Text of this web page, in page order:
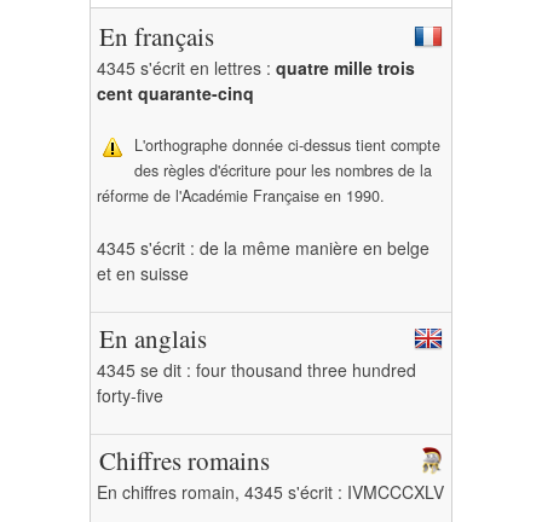
En français
4345 s'écrit en lettres : quatre mille trois
cent quarante-cinq
L'orthographe donnée ci-dessus tient compte
des règles d'écriture pour les nombres de la
réforme de l'Académie Française en 1990.
4345 s'écrit : de la même manière en belge
et en suisse
En anglais
4345 se dit : four thousand three hundred
forty-five
Chiffres romains
En chiffres romain, 4345 s'écrit : IVMCCCXLV